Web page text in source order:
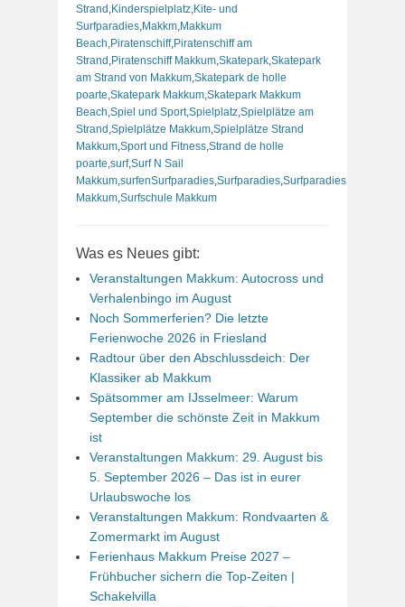
Strand Kinderspielplatz Kite- und
Surfparadies Makkm Makkum
Beach Piratenschiff, Piratenschiff am
Strand Piratenschiff Makkum Skatepark Skatepark
am Strand von Makkum Skatepark de holle
poarte Skatepark Makkum Skatepark Makkum
Beach Spiel und Sport,Spielplatz Spielplätze am
Strand Spielplätze Makkum Spielplätze Strand
Makkum Sport und Fitness Strand de holle
poarte surf,Surf N Sail
Makkum surfenSurfparadies Surfparadies Surfparadies
Makkum Surfschule Makkum
Was es Neues gibt:
Veranstaltungen Makkum: Autocross und
Verhalenbingo im August
Noch Sommerferien? Die letzte
Ferienwoche 2026 in Friesland
Radtour über den Abschlussdeich: Der
Klassiker ab Makkum
Spätsommer am IJsselmeer: Warum
September die schönste Zeit in Makkum
ist
Veranstaltungen Makkum: 29. August bis
5. September 2026 – Das ist in eurer
Urlaubswoche los
Veranstaltungen Makkum: Rondvaarten &
Zomermarkt im August
Ferienhaus Makkum Preise 2027 –
Frühbucher sichern die Top-Zeiten |
Schakelvilla